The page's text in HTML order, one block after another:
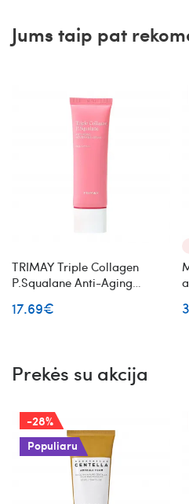
Jums taip pat
TRIMAY Triple Collagen
P.Squalane Anti-Aging
maitinantis veido kremas su
17.69€
Prekės su akcija
-28%
Populiaru